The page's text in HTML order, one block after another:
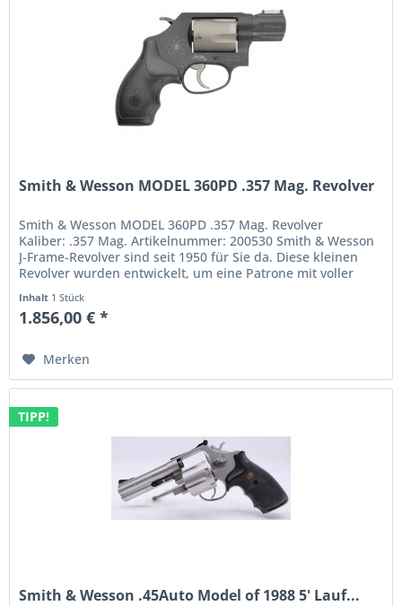
Smith & Wesson MODEL 360PD .357 Mag. Revolver
Smith & Wesson MODEL 360PD .357 Mag. Revolver
Kaliber: .357 Mag. Artikelnummer: 200530 Smith & Wesson
J-Frame-Revolver sind seit 1950 für Sie da. Diese kleinen
Revolver wurden entwickelt, um eine Patrone mit voller
Inhalt 1 Stück
1.856,00 € *
Merken
TIPP!
Smith & Wesson .45Auto Model of 1988 5' Lauf...